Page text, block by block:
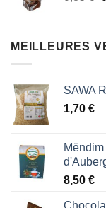
MEILLEURES
SAWA
1,70 €
8,50 €